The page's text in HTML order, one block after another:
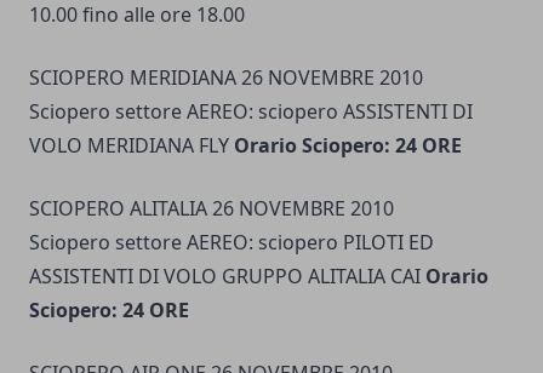
10.00 fino alle ore 18.00
SCIOPERO MERIDIANA 26 NOVEMBRE 2010
Sciopero settore AEREO: sciopero ASSISTENTI DI
VOLO MERIDIANA FLY Orario Sciopero: 24 ORE
SCIOPERO ALITALIA 26 NOVEMBRE 2010
Sciopero settore AEREO: sciopero PILOTI ED
ASSISTENTI DI VOLO GRUPPO ALITALIA CAI Orario
Sciopero: 24 ORE